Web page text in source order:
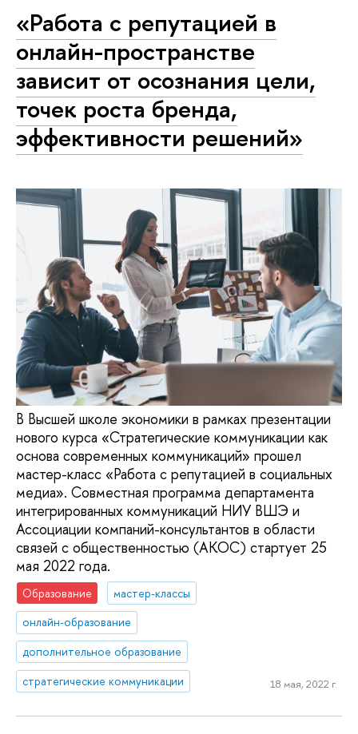
«Работа с репутацией в
онлайн-пространстве
зависит от осознания цели,
точек роста бренда,
эффективности решений»
В Высшей школе экономики в рамках презентации
нового курса «Стратегические коммуникации как
основа современных коммуникаций» прошел
мастер-класс «Работа с репутацией в социальных
медиа». Совместная программа департамента
интегрированных коммуникаций НИУ ВШЭ и
Ассоциации компаний-консультантов в области
связей с общественностью (АКОС) стартует 25
мая 2022 года.
Образование
мастер-классы
онлайн-образование
дополнительное образование
стратегические коммуникации
18 мая, 2022 г.